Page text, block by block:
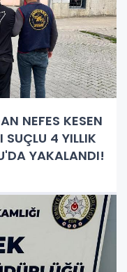
NEFES KESEN
4 YILLIK
YAKALANDI!